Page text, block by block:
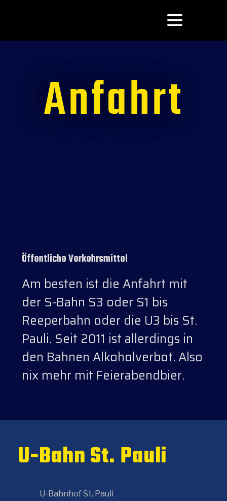
Anfahrt
Öffentliche Verkehrsmittel
Am besten ist die Anfahrt mit
der S-Bahn S3 oder S1 bis
Reeperbahn oder die U3 bis St.
Pauli. Seit 2011 ist allerdings in
den Bahnen Alkoholverbot. Also
nix mehr mit Feierabendbier.
U-Bahn St. Pauli
U-Bahnhof St. Pauli